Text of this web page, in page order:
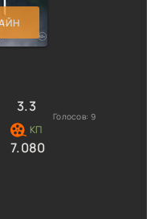
3.3
Голосов: 9
7.080